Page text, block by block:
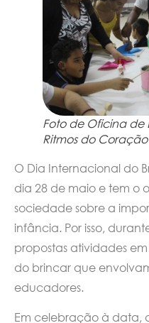
Foto de Oficina de
Ritmos do Coração
O Dia Internacional do
dia 28 de maio e tem o
sociedade sobre a
infância. Por isso,
propostas atividades
do brincar que
educadores.
Em celebração à data,